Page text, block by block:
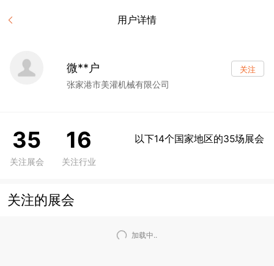
用户详情
微**户
张家港市美灌机械有限公司
关注
35
关注展会
16
关注行业
以下14个国家地区的35场展会
关注的展会
加载中..